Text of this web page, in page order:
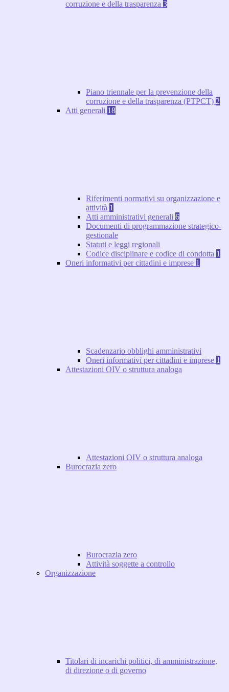
corruzione e della trasparenza 3
Piano triennale per la prevenzione della
corruzione e della trasparenza (PTPCT) 2
Atti generali 18
Riferimenti normativi su organizzazione e
attività 1
Atti amministrativi generali 6
Documenti di programmazione strategico-
gestionale
Statuti e leggi regionali
Codice disciplinare e codice di condotta 1
Oneri informativi per cittadini e imprese 1
Scadenzario obblighi amministrativi
Oneri informativi per cittadini e imprese 1
Attestazioni OIV o struttura analoga
Attestazioni OIV o struttura analoga
Burocrazia zero
Burocrazia zero
Attività soggette a controllo
Organizzazione
Titolari di incarichi politici, di amministrazione,
di direzione o di governo